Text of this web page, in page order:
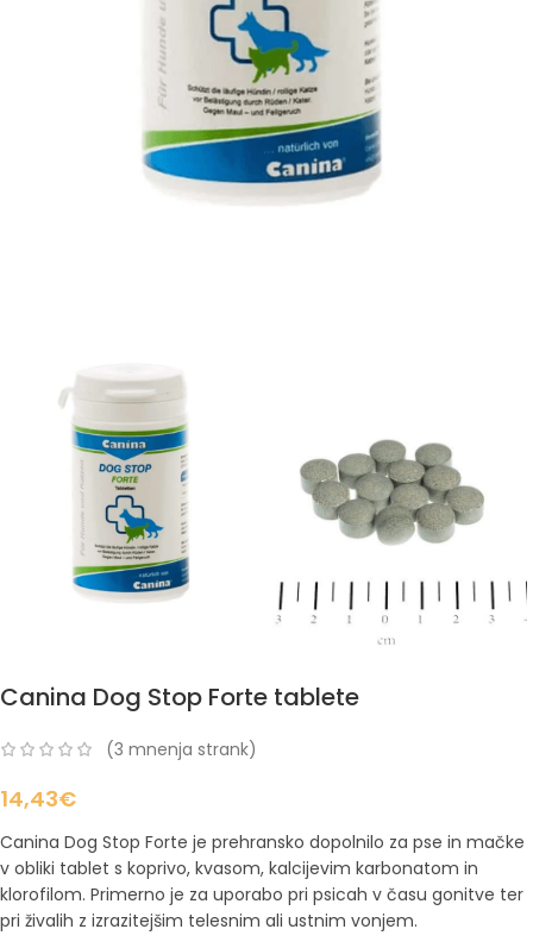
Canina Dog Stop Forte tablete
(3 mnenja strank)
14,43€
Canina Dog Stop Forte je prehransko dopolnilo za pse in mačke
v obliki tablet s koprivo, kvasom, kalcijevim karbonatom in
klorofilom. Primerno je za uporabo pri psicah v času gonitve ter
pri živalih z izrazitejšim telesnim ali ustnim vonjem.